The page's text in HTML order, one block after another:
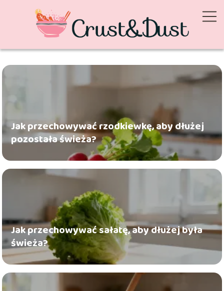
Jak przechowywać rzodkiewkę, aby dłużej
pozostała świeża?
Jak przechowywać sałatę, aby dłużej była
świeża?